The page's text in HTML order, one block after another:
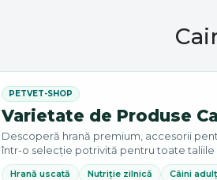
Varietate de Produse
Descoperă hrană premium, accesorii
într-o selecție potrivită pentru toate taliile
Hrană uscată Nutriție zilnică Câini